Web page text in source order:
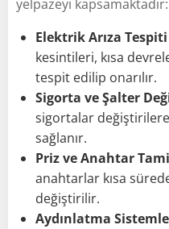
yelpazeyi kapsamaktadır:
Elektrik Arıza Tespiti
kesintileri, kısa
tespit edilip onarılır.
Sigorta ve Şalter
sigortalar
sağlanır.
Priz ve Anahtar
anahtarlar kısa
değiştirilir.
Aydınlatma